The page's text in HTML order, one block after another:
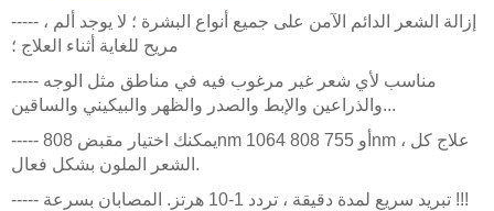
----- إزالة الشعر الدائم الآمن على جميع أنواع البشرة ؛ لا يوجد ألم ،
مريح للغاية أثناء العلاج ؛
----- مناسب لأي شعر غير مرغوب فيه في مناطق مثل الوجه
والذراعين والإبط والصدر والظهر والبيكيني والساقين...
----- يمكنك اختيار مقبض 808nm أو 755 808 1064nm ، علاج كل
الشعر الملون بشكل فعال.
----- تبريد سريع لمدة دقيقة ، تردد 1-10 هرتز. المصابان بسرعة !!!